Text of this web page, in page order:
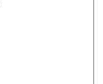
your
global shipping.